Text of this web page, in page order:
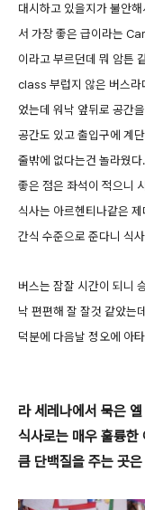
대시하고 있을지가 불안
서 가장 좋은 급이라는
이라고 부르던데 뭐 암튼
class 부럽지 않은 버스라
었는데 워낙 앞뒤로 공간
공간도 있고 출입구에 계
줄밖에 없다는건 놀라웠
좋은 점은 좌석이 적으니
식사는 아르헨티나같은
간식 수준으로 준다니 식
버스는 잠잘 시간이 되니
낙 편편해 잘 잘것 같았는
덕분에 다음날 정오에 아
라 세레나에서 묵은
식사로는 매우 훌륭한
큼 단백질을 주는 곳